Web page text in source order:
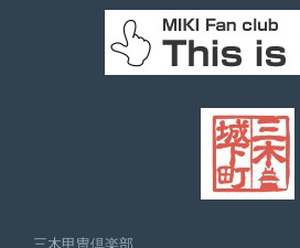
三木甲冑倶楽部